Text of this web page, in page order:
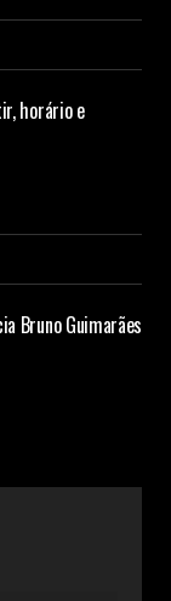
horário e
Bruno Guimarães